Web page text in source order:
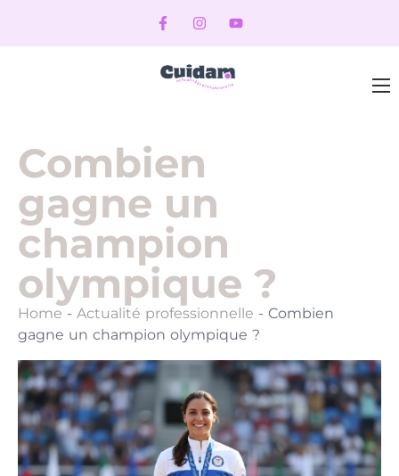
Combien
gagne un
champion
olympique ?
Home - Actualité professionnelle - Combien
gagne un champion olympique ?